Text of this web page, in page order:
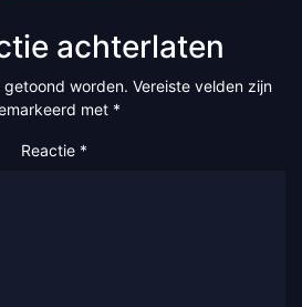
achterlaten
worden. Vereiste velden zijn
met *
Reactie *